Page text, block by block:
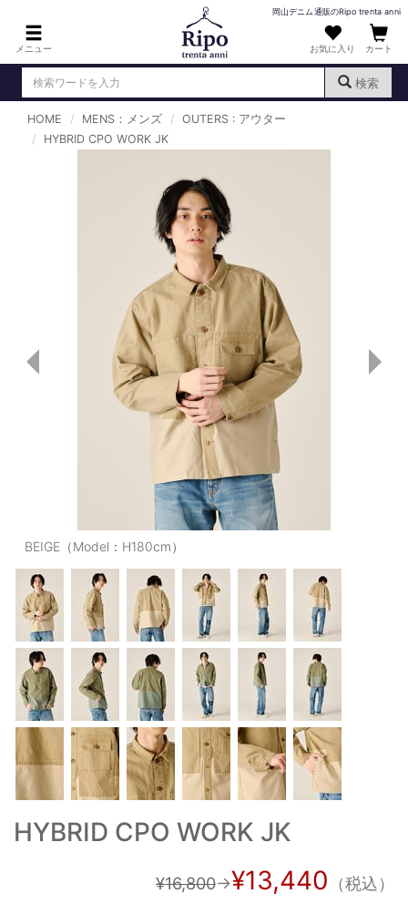
メニュー
岡山デニム通販のRipo trenta anni
お気に入り カート
検索
ログイン （ 新規会員登録）
TOPS : トップス
T-SHIRT : Tシャツ
KNIT : ニット
SHIRT : シャツ
OUTERS : アウター
PANTS/SKIRT : パンツ・スカート
TOPS : トップス
OUTERS : アウター
OUTLET : アウトレット
MENS : メンズ
LADIES : レディース
新規会員登録
お買い物カゴ
ご利用ガイド
HOME MENS：メンズ
OUTERS : アウター
HYBRID CPO WORK JK
BEIGE（Model：H180cm）
HYBRID CPO WORK JK
¥16,800→¥13,440 （税込）